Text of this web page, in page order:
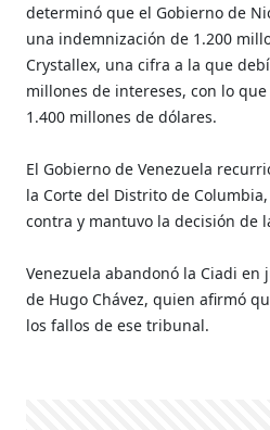
determinó que el Gobierno de
una indemnización de 1.200
Crystallex, una cifra a la que
millones de intereses, con lo
1.400 millones de dólares.
El Gobierno de Venezuela
la Corte del Distrito de
contra y mantuvo la decisión de
Venezuela abandonó la Ciadi en
de Hugo Chávez, quien afirmó
los fallos de ese tribunal.